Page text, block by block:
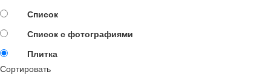
Список
Список с фотографиями
Плитка
Сортировать